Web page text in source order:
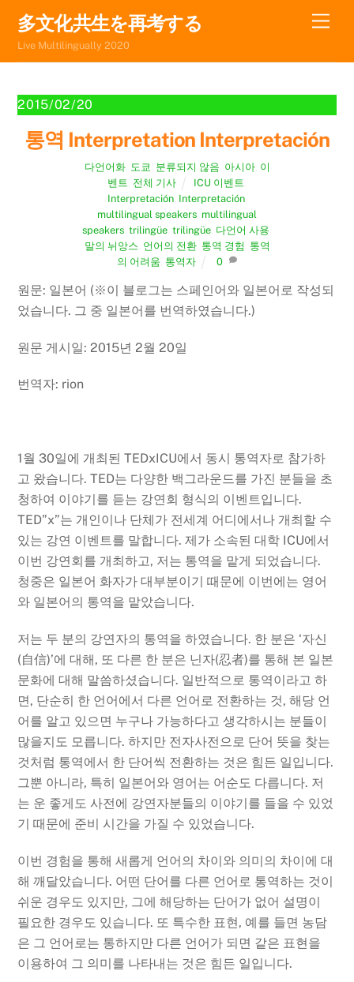
content
多文化共生を再考する
Live Multilingually 2020
2015/02/20
통역 Interpretation Interpretación
다언어화, 도쿄 분류되지 않음 아시아, 이
벤트 전체 기사 ICU 이벤트
Interpretación, Interpretación,
multilingual speakers multilingual
speakers trilingüe trilingüe 다언어 사용
말의 뉘앙스 언어의 전환, 통역 경험 통역
의 어려움 통역자 0
원문: 일본어 (※이 블로그는 스페인어와 일본어로 작성되
었습니다. 그 중 일본어를 번역하였습니다.)
원문 게시일: 2015년 2월 20일
번역자: rion
1월 30일에 개최된 TEDxICU에서 동시 통역자로 참가하
고 왔습니다. TED는 다양한 백그라운드를 가진 분들을 초
청하여 이야기를 듣는 강연회 형식의 이벤트입니다.
TED”x”는 개인이나 단체가 전세계 어디에서나 개최할 수
있는 강연 이벤트를 말합니다. 제가 소속된 대학 ICU에서
이번 강연회를 개최하고, 저는 통역을 맡게 되었습니다.
청중은 일본어 화자가 대부분이기 때문에 이번에는 영어
와 일본어의 통역을 맡았습니다.
저는 두 분의 강연자의 통역을 하였습니다. 한 분은 ‘자신
(自信)’에 대해, 또 다른 한 분은 닌자(忍者)를 통해 본 일본
문화에 대해 말씀하셨습니다. 일반적으로 통역이라고 하
면, 단순히 한 언어에서 다른 언어로 전환하는 것, 해당 언
어를 알고 있으면 누구나 가능하다고 생각하시는 분들이
많을지도 모릅니다. 하지만 전자사전으로 단어 뜻을 찾는
것처럼 통역에서 한 단어씩 전환하는 것은 힘든 일입니다.
그뿐 아니라, 특히 일본어와 영어는 어순도 다릅니다. 저
는 운 좋게도 사전에 강연자분들의 이야기를 들을 수 있었
기 때문에 준비 시간을 가질 수 있었습니다.
이번 경험을 통해 새롭게 언어의 차이와 의미의 차이에 대
해 깨달았습니다. 어떤 단어를 다른 언어로 통역하는 것이
쉬운 경우도 있지만, 그에 해당하는 단어가 없어 설명이
필요한 경우도 있습니다. 또 특수한 표현, 예를 들면 농담
은 그 언어로는 통하지만 다른 언어가 되면 같은 표현을
이용하여 그 의미를 나타내는 것은 힘든 일입니다.